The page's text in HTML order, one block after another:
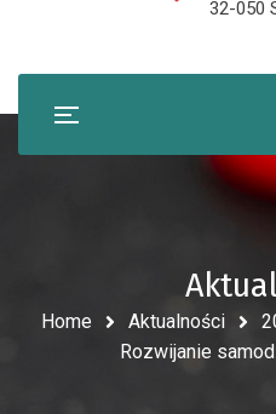
32-050
Home Aktualności
Rozwijanie